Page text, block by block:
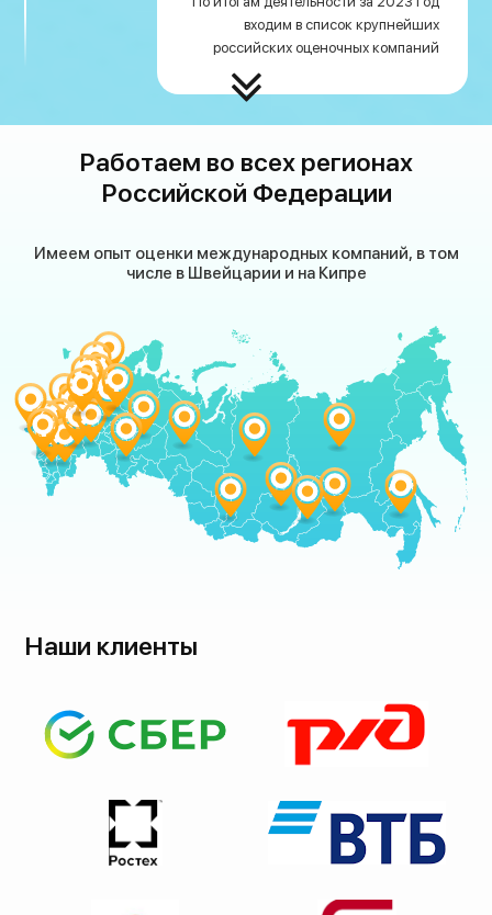
входим в список крупнейших
российских оценочных компаний
Работаем во всех регионах
Российской Федерации
Имеем опыт оценки международных компаний, в том
числе в Швейцарии и на Кипре
Наши клиенты